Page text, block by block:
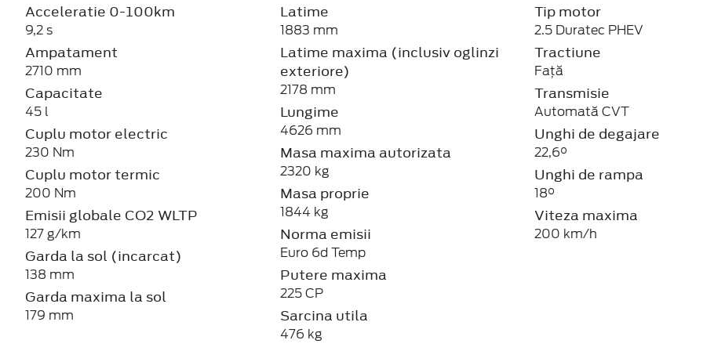
Acceleratie 0-100km
9,2 s
Ampatament
2710 mm
Capacitate
45 l
Cuplu motor electric
230 Nm
Cuplu motor termic
200 Nm
Emisii globale CO2 WLTP
127 g/km
Garda la sol (incarcat)
138 mm
Garda maxima la sol
179 mm
Latime
1883 mm
Latime maxima (inclusiv oglinzi
exteriore)
2178 mm
Lungime
4626 mm
Masa maxima autorizata
2320 kg
Masa proprie
1844 kg
Norma emisii
Euro 6d Temp
Putere maxima
225 CP
Sarcina utila
476 kg
Tip motor
2.5 Duratec PHEV
Tractiune
Față
Transmisie
Automată CVT
Unghi de degajare
22,6°
Unghi de rampa
18°
Viteza maxima
200 km/h